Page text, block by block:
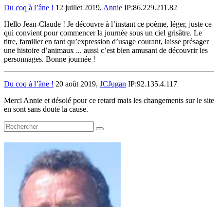
Du coq à l’âne ! 12 juillet 2019, Annie IP:86.229.211.82
Hello Jean-Claude ! Je découvre à l’instant ce poème, léger, juste ce
qui convient pour commencer la journée sous un ciel grisâtre. Le
titre, familier en tant qu’expression d’usage courant, laisse présager
une histoire d’animaux ... aussi c’est bien amusant de découvrir les
personnages. Bonne journée !
Du coq à l’âne ! 20 août 2019, JCJugan IP:92.135.4.117
Merci Annie et désolé pour ce retard mais les changements sur le site
en sont sans doute la cause.